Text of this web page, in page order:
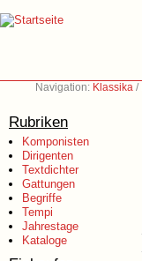
Navigation: Klassika /
Rubriken
Komponisten
Dirigenten
Textdichter
Gattungen
Begriffe
Tempi
Jahrestage
Kataloge